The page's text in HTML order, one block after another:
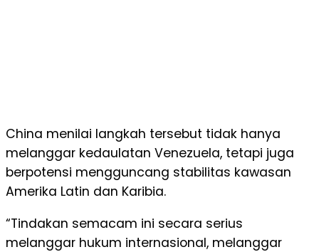
China menilai langkah tersebut tidak hanya
melanggar kedaulatan Venezuela, tetapi juga
berpotensi mengguncang stabilitas kawasan
Amerika Latin dan Karibia.
“Tindakan semacam ini secara serius
melanggar hukum internasional, melanggar